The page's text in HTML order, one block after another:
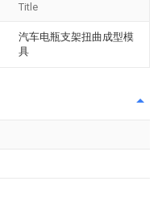
Title
汽车电瓶支架扭曲成型模
具